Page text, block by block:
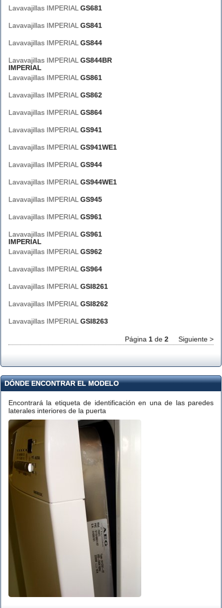
Lavavajillas IMPERIAL GS681
Lavavajillas IMPERIAL GS841
Lavavajillas IMPERIAL GS844
Lavavajillas IMPERIAL GS844BR
IMPERIAL
Lavavajillas IMPERIAL GS861
Lavavajillas IMPERIAL GS862
Lavavajillas IMPERIAL GS864
Lavavajillas IMPERIAL GS941
Lavavajillas IMPERIAL GS941WE1
Lavavajillas IMPERIAL GS944
Lavavajillas IMPERIAL GS944WE1
Lavavajillas IMPERIAL GS945
Lavavajillas IMPERIAL GS961
Lavavajillas IMPERIAL GS961
IMPERIAL
Lavavajillas IMPERIAL GS962
Lavavajillas IMPERIAL GS964
Lavavajillas IMPERIAL GSI8261
Lavavajillas IMPERIAL GSI8262
Lavavajillas IMPERIAL GSI8263
Página 1 de 2 Siguiente >
DÓNDE ENCONTRAR EL MODELO
Encontrará la etiqueta de identificación en una de las paredes
laterales interiores de la puerta